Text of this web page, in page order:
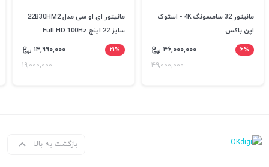
مانیتور 32 سامسونگ 4K - استوک
اپن باکس
۶%
۴۶,۰۰۰,۰۰۰
۴۹,۰۰۰,۰۰۰
مانیتور ای او سی مدل 22B30HM2
سایز 22 اینچ Full HD 100Hz
۲۱%
۱۴,۹۹۰,۰۰۰
۱۹,۰۰۰,۰۰۰
بازگشت به بالا